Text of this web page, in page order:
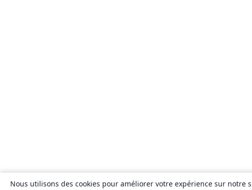
Nous utilisons des cookies pour améliorer votre expérience sur